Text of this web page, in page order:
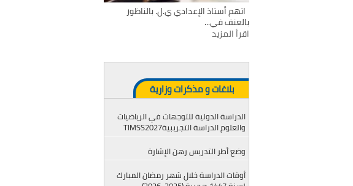
اتهم أستاذ الإعدادي ي.ل. بالناظور
بالعنف في...
اقرأ المزيد
بلاغات و مذكرات وزارية
الدراسة الدولية للتوجهات في الرياضيات
والعلوم الدراسة التجريبيةTIMSS2027
وضع أطر التدريس رهن الإشارة
أوقات الدراسة خلال شهر رمضان المبارك